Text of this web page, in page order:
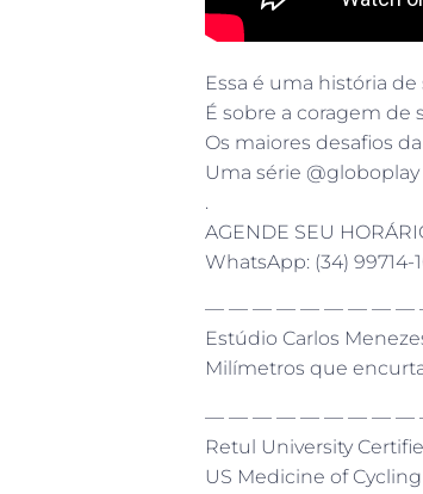
Essa é uma história
É sobre a coragem de
Os maiores desafios
Uma série
.
AGENDE SEU
WhatsApp: (34) 99714-
— — — — — — — — —
Estúdio Carlos
Milímetros que
— — — — — — — — —
Retul University
US Medicine of